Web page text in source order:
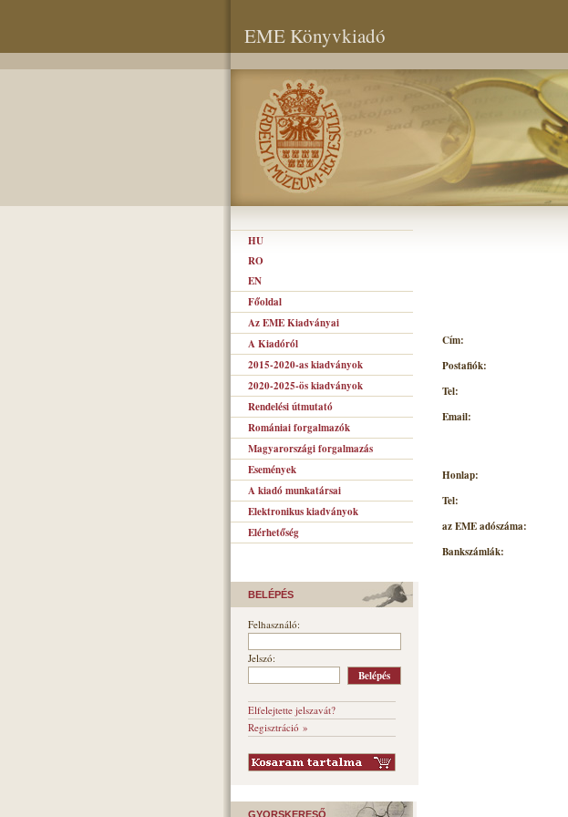
EME Könyvkiadó
HU
RO
EN
Főoldal
Az EME Kiadványai
A Kiadóról
2015-2020-as kiadványok
2020-2025-ös kiadványok
Rendelési útmutató
Romániai forgalmazók
Magyarországi forgalmazás
Események
A kiadó munkatársai
Elektronikus kiadványok
Elérhetőség
BELÉPÉS
Felhasználó:
Jelszó:
Elfelejtette jelszavát?
Regisztráció »
GYORSKERESŐ
Cím:
Postafiók:
Tel:
Email:
Honlap:
Tel:
az EME adószáma:
Bankszámlák: